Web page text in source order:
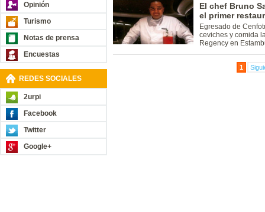
Opinión
Turismo
Notas de prensa
Encuestas
REDES SOCIALES
2urpi
Facebook
Twitter
Google+
El chef Bruno
el primer
Egresado de
ceviches y comida
Regency en
1